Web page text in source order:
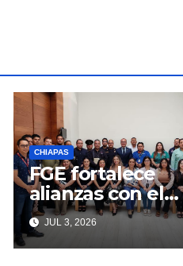
CHIAPAS
FGE fortalece
alianzas con el
Grupo de Ayuda
Mutua entre
Autoridades y
JUL 3, 2026